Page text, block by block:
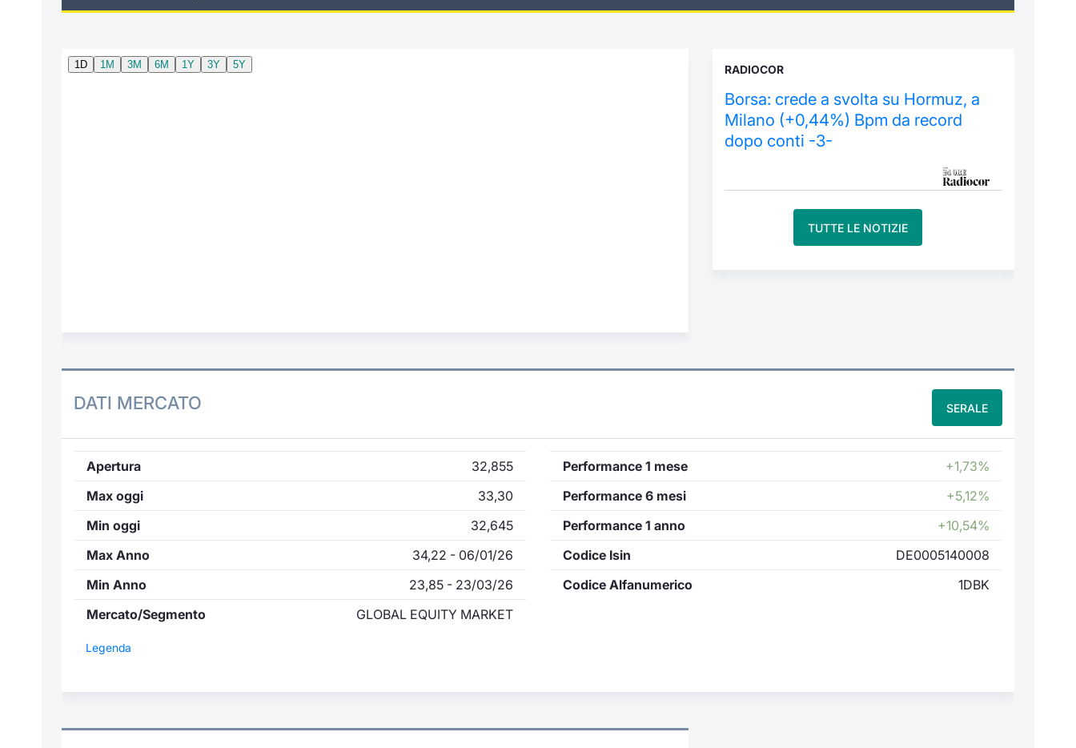
RADIOCOR
Borsa: crede a svolta su Hormuz, a
Milano (+0,44%) Bpm da record
dopo conti -3-
TUTTE LE NOTIZIE
DATI MERCATO SERALE
Apertura
32,855
Max oggi
33,30
Min oggi
32,645
Max Anno
34,22 - 06/01/26
Min Anno
23,85 - 23/03/26
Mercato/Segmento
GLOBAL EQUITY MARKET
Performance 1 mese
+1,73%
Performance 6 mesi
+5,12%
Performance 1 anno
+10,54%
Codice Isin
DE0005140008
Codice Alfanumerico
1DBK
Legenda